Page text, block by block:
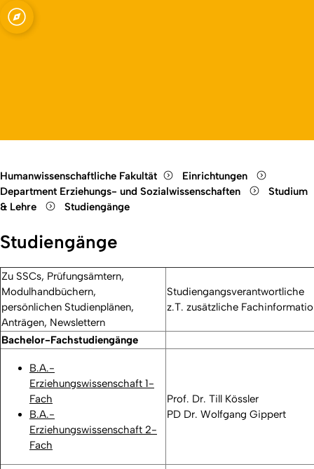
Open quicklink menu
Humanwissenschaftliche Fakultät
Einrichtungen
Department Erziehungs- und Sozialwissenschaften
Studium
& Lehre
Studiengänge
Studiengänge
Zu SSCs, Prüfungsämtern,
Modulhandbüchern,
persönlichen Studienplänen,
Anträgen, Newslettern
Studiengangsverantwortliche
z.T. zusätzliche
Bachelor-Fachstudiengänge
B.A.-
Erziehungswissenschaft 1-
Fach
B.A.-
Erziehungswissenschaft 2-
Fach
Prof. Dr. Till Kössler
PD Dr. Wolfgang Gippert